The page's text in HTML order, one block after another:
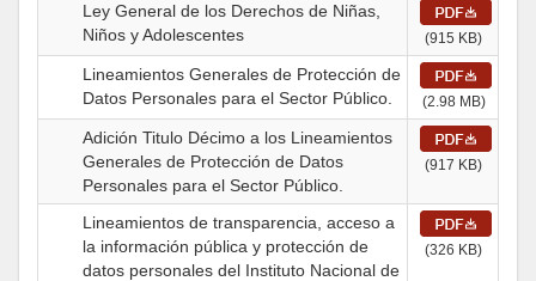
Ley General de los Derechos de Niñas,
Niños y Adolescentes
(915 KB)
Lineamientos Generales de Protección de
Datos Personales para el Sector Público.
(2.98 MB)
Adición Titulo Décimo a los Lineamientos
Generales de Protección de Datos
Personales para el Sector Público.
(917 KB)
Lineamientos de transparencia, acceso a
la información pública y protección de
datos personales del Instituto Nacional de
(326 KB)